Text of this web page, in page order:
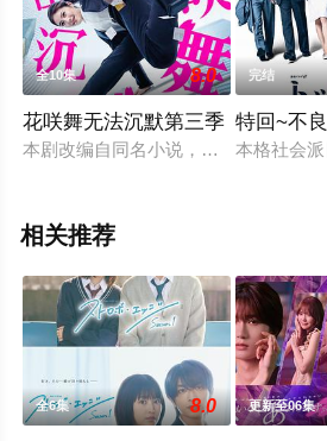
全10集 8.0
花咲舞无法沉默第三季
本剧改编自同名小说，讲述了主人公
完结
特回~不
本格社会
相关推荐
全6集 8.0 更新至06集